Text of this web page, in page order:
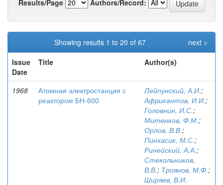
Results/Page
Authors/Record:
Showing results 1 to 20 of 67
next >
Issue
Date
Title Author(s)
1968
Атомная электростанция с
реактором БН-600
Лейпунский, А.И.;
Африкантов, И.И.;
Головнин, И.С.;
Митенков, Ф.М.;
Орлов, В.В.;
Пинхасик, М.С.;
Ринейский, А.А.;
Стекольников,
В.В.; Троянов, М.Ф.;
Ширяев, В.И.